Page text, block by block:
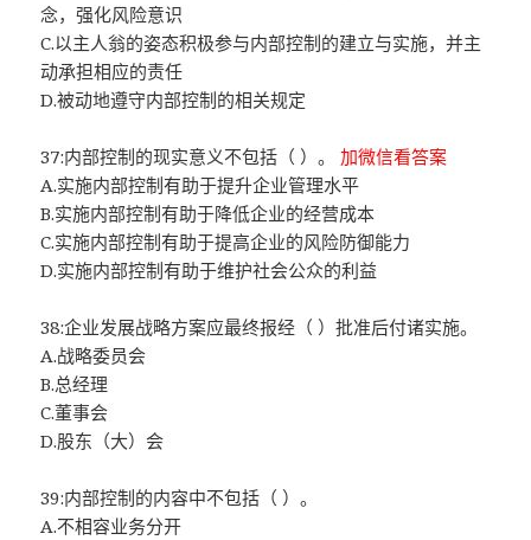
念，强化风险意识
C.以主人翁的姿态积极参与内部控制的建立与实施，并主
动承担相应的责任
D.被动地遵守内部控制的相关规定
37:内部控制的现实意义不包括（ ）。加微信看答案
A.实施内部控制有助于提升企业管理水平
B.实施内部控制有助于降低企业的经营成本
C.实施内部控制有助于提高企业的风险防御能力
D.实施内部控制有助于维护社会公众的利益
38:企业发展战略方案应最终报经（ ）批准后付诸实施。
A.战略委员会
B.总经理
C.董事会
D.股东（大）会
39:内部控制的内容中不包括（ ）。
A.不相容业务分开